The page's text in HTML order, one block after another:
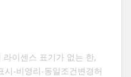
이센스 표기가 없는 한,
시-비영리-동일조건변경허